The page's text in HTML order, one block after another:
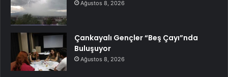
Ağustos 8, 2026
Çankayalı Gençler “Beş Çayı”nda
Buluşuyor
Ağustos 8, 2026